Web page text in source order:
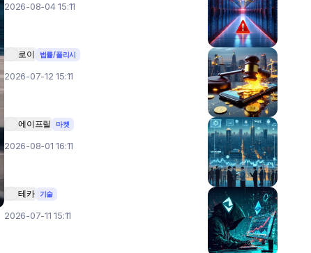
2026-08-04 15:11
로이 법률/폴리시
2026-07-12 15:11
에이프릴 마켓
2026-08-01 16:11
테카 기술
2026-07-11 15:11